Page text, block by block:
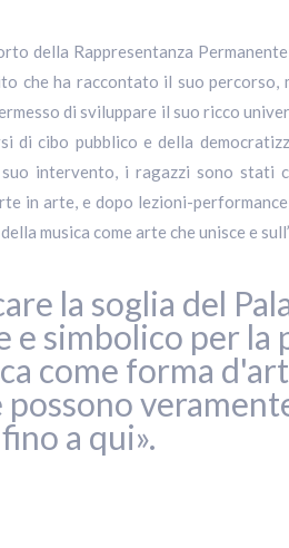
della Rappresentanza
ha raccontato il suo percorso,
di sviluppare il suo ricco
cibo pubblico e della
intervento, i ragazzi sono
in arte, e dopo lezioni-
musica come arte che unisce e
la soglia del
simbolico per la
come forma
a qui».